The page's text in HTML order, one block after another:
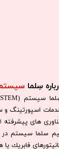
سِلما
اسپورتینگ و
های پیشرفته
سلما سيستم در